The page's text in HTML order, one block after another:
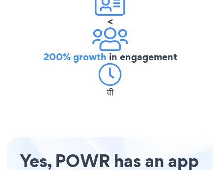
<
200% growth in engagement
वी
Yes, POWR has an app